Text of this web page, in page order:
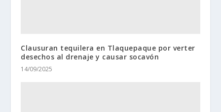
Clausuran tequilera en Tlaquepaque por verter
desechos al drenaje y causar socavón
14/09/2025